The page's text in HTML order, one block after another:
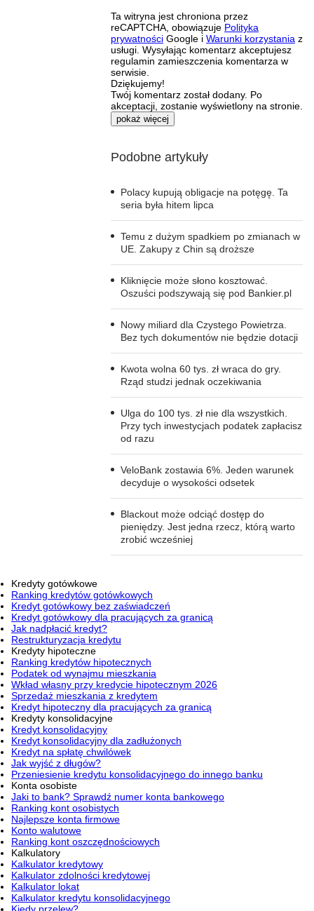
Ta witryna jest chroniona przez
reCAPTCHA, obowiązuje Polityka
prywatności Google i Warunki korzystania z
usługi. Wysyłając komentarz akceptujesz
regulamin zamieszczenia komentarza w
serwisie.
Dziękujemy!
Twój komentarz został dodany. Po
akceptacji, zostanie wyświetlony na stronie.
pokaż więcej
Podobne artykuły
Polacy kupują obligacje na potęgę. Ta
seria była hitem lipca
Temu z dużym spadkiem po zmianach w
UE. Zakupy z Chin są droższe
Kliknięcie może słono kosztować.
Oszuści podszywają się pod Bankier.pl
Nowy miliard dla Czystego Powietrza.
Bez tych dokumentów nie będzie dotacji
Kwota wolna 60 tys. zł wraca do gry.
Rząd studzi jednak oczekiwania
Ulga do 100 tys. zł nie dla wszystkich.
Przy tych inwestycjach podatek zapłacisz
od razu
VeloBank zostawia 6%. Jeden warunek
decyduje o wysokości odsetek
Blackout może odciąć dostęp do
pieniędzy. Jest jedna rzecz, którą warto
zrobić wcześniej
Kredyty gotówkowe
Ranking kredytów gotówkowych
Kredyt gotówkowy bez zaświadczeń
Kredyt gotówkowy dla pracujących za granicą
Jak nadpłacić kredyt?
Restrukturyzacja kredytu
Kredyty hipoteczne
Ranking kredytów hipotecznych
Podatek od wynajmu mieszkania
Wkład własny przy kredycie hipotecznym 2026
Sprzedaż mieszkania z kredytem
Kredyt hipoteczny dla pracujących za granicą
Kredyty konsolidacyjne
Kredyt konsolidacyjny
Kredyt konsolidacyjny dla zadłużonych
Kredyt na spłatę chwilówek
Jak wyjść z długów?
Przeniesienie kredytu konsolidacyjnego do innego banku
Konta osobiste
Jaki to bank? Sprawdź numer konta bankowego
Ranking kont osobistych
Najlepsze konta firmowe
Konto walutowe
Ranking kont oszczędnościowych
Kalkulatory
Kalkulator kredytowy
Kalkulator zdolności kredytowej
Kalkulator lokat
Kalkulator kredytu konsolidacyjnego
Kiedy przelew?